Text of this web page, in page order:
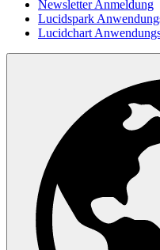
Newsletter Anmeldung
Lucidspark
Lucidchart